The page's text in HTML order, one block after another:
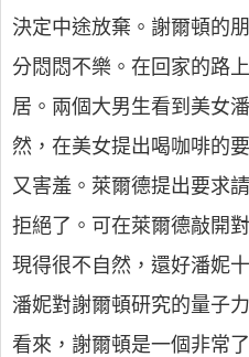
決定中途放棄。謝爾頓的
分悶悶不樂。在回家的路
居。兩個大男生看到美女
然，在美女提出喝咖啡的
又害羞。萊爾德提出要求
拒絕了。可在萊爾德敲開
現得很不自然，還好潘妮
潘妮對謝爾頓研究的量子
看來，謝爾頓是一個非常